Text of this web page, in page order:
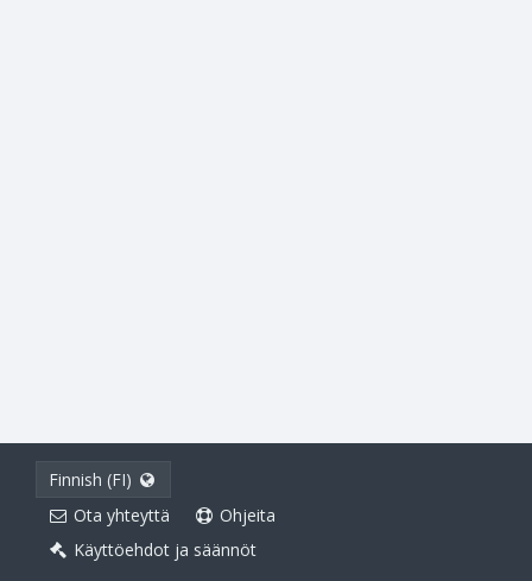
Finnish (FI)
Ota yhteyttä
Ohjeita
Käyttöehdot ja säännöt